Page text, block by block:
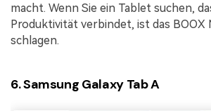
macht. Wenn Sie ein Tablet suchen,
Produktivität verbindet, ist das BOOX
schlagen.
6. Samsung Galaxy Tab A